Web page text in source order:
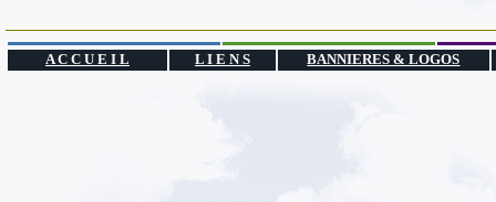
A C C U E I L L I E N S BANNIERES & LOGOS